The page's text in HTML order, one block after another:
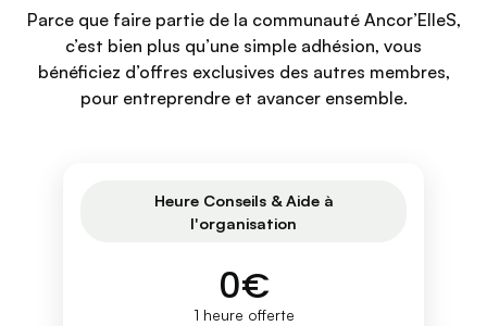
Parce que faire partie de la communauté Ancor’ElleS,
c’est bien plus qu’une simple adhésion, vous
bénéficiez d’offres exclusives des autres membres,
pour entreprendre et avancer ensemble.
Heure Conseils & Aide à
l'organisation
0€
1 heure offerte